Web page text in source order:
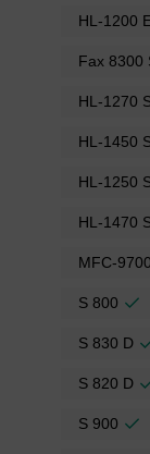
HL-1200
Fax 8300
HL-1270
HL-1450
HL-1250
HL-1470
MFC-
S 800
S 830 D
S 820 D
S 900